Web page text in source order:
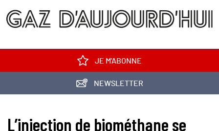
JE M'ABONNE
NEWSLETTER
L’injection de biométhane se